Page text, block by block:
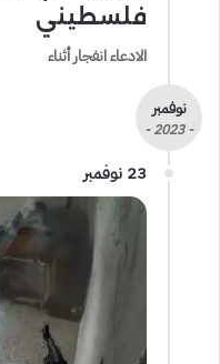
فلسطيني
الادعاء انفجار أثناء
نوفمبر
- 2023 -
23 نوفمبر